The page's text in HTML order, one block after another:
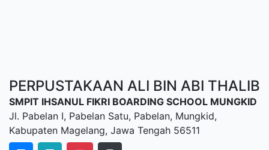
PERPUSTAKAAN ALI BIN ABI THALIB
SMPIT IHSANUL FIKRI BOARDING SCHOOL MUNGKID
Jl. Pabelan I, Pabelan Satu, Pabelan, Mungkid,
Kabupaten Magelang, Jawa Tengah 56511